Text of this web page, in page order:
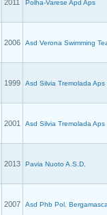
2011 Polha-Varese Apd Aps
2006 Asd Verona Swimming
1999 Asd Silvia Tremolada Aps
2001 Asd Silvia Tremolada Aps
2013 Pavia Nuoto A.S.D.
2007 Asd Phb Pol.